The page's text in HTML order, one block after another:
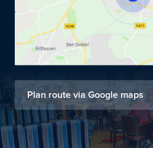
Plan route via Google maps